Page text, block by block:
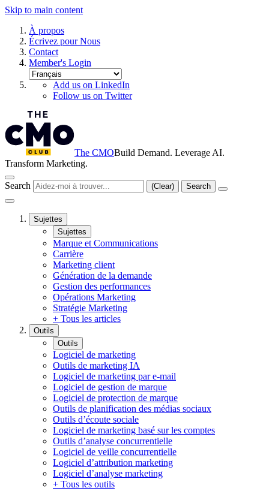
Skip to main content
À propos
Écrivez pour Nous
Contact
Member's Login
Add us on LinkedIn
Follow us on Twitter
The CMOBuild Demand. Leverage AI.
Transform Marketing.
Search (Clear) Search
Sujettes
Sujettes
Marque et Communications
Carrière
Marketing client
Génération de la demande
Gestion des performances
Opérations Marketing
Stratégie Marketing
+ Tous les articles
Outils
Outils
Logiciel de marketing
Outils de marketing IA
Logiciel de marketing par e-mail
Logiciel de gestion de marque
Logiciel de protection de marque
Outils de planification des médias sociaux
Outils d’écoute sociale
Logiciel de marketing basé sur les comptes
Outils d’analyse concurrentielle
Logiciel de veille concurrentielle
Logiciel d’attribution marketing
Logiciel d’analyse marketing
+ Tous les outils